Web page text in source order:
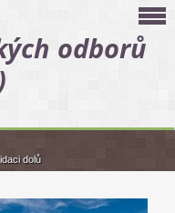
odborů
dolů